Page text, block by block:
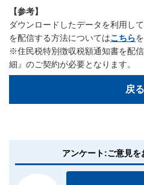
【参考】
ダウンロードしたデータを利用し
を配信する方法についてはこちら
※住民税特別徴収税額通知書を配
細』のご契約が必要となります。
戻る
アンケート:ご意見を